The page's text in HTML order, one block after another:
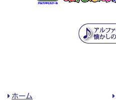
ホーム